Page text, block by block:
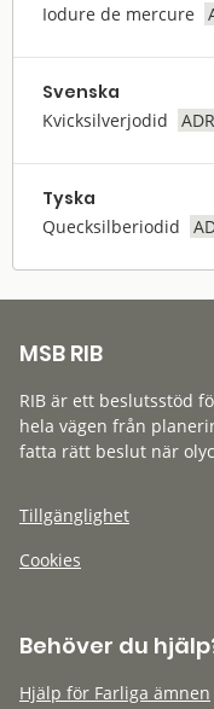
Iodure de mercure
Svenska
Kvicksilverjodid ADR
Tyska
Quecksilberiodid
MSB RIB
RIB är ett beslutsstöd
hela vägen från
fatta rätt beslut när
Tillgänglighet
Cookies
Behöver du
Hjälp för Farliga ämnen